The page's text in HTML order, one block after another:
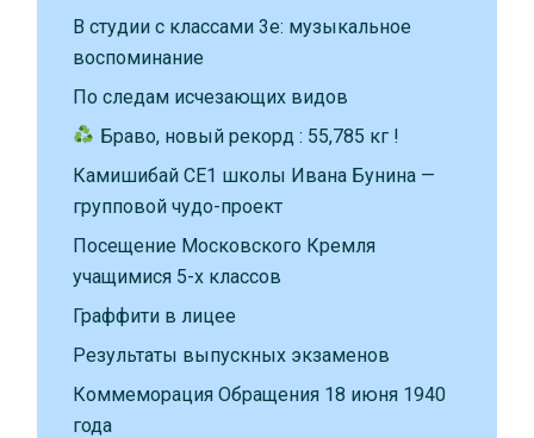
В студии с классами 3е: музыкальное
воспоминание
По следам исчезающих видов
Браво, новый рекорд : 55,785 кг !
Камишибай CE1 школы Ивана Бунина —
групповой чудо-проект
Посещение Московского Кремля
учащимися 5-х классов
Граффити в лицее
Результаты выпускных экзаменов
Коммеморация Обращения 18 июня 1940
года